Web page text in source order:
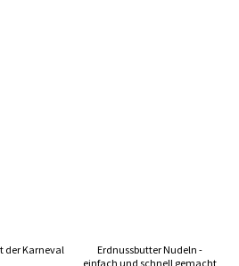
der Karneval
Erdnussbutter Nudeln -
einfach und schnell gemacht